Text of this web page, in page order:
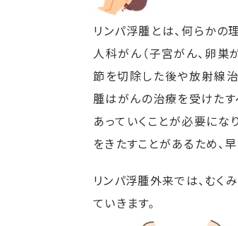
リンパ浮腫とは、何らかの
人科がん（子宮がん、卵巣
節を切除した後や放射線
腫はがんの治療を受けたす
あっていくことが必要にな
をきたすことがあるため、
リンパ浮腫外来では、むく
ていきます。